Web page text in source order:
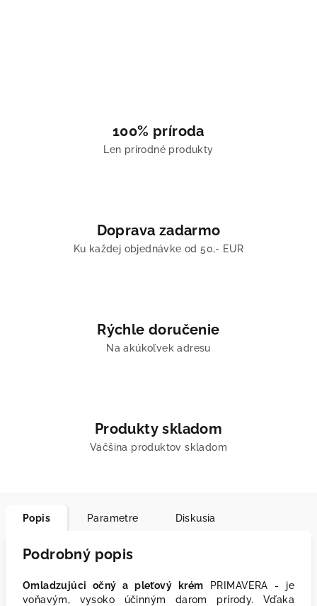
100% príroda
Len prírodné produkty
Doprava zadarmo
Ku každej objednávke od 50,- EUR
Rýchle doručenie
Na akúkoľvek adresu
Produkty skladom
Väčšina produktov skladom
Popis Parametre Diskusia
Podrobný popis
Omladzujúci očný a pleťový krém PRIMAVERA - je
voňavým, vysoko účinným darom prírody. Vďaka